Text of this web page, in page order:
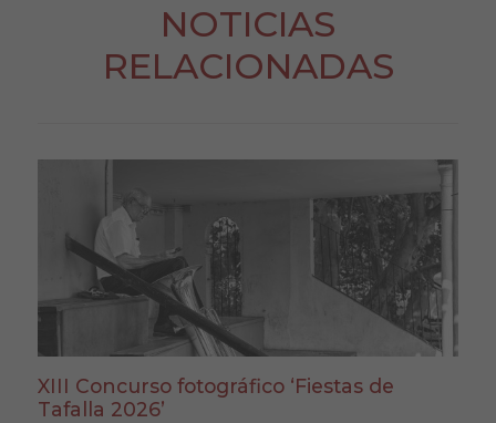
NOTICIAS
RELACIONADAS
XIII Concurso fotográfico ‘Fiestas de
Tafalla 2026’